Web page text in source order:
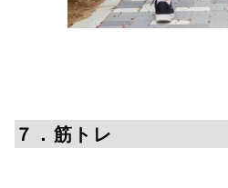
７．筋トレ